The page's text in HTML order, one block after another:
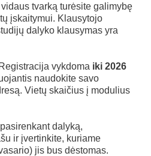
tvarką turėsite galimybę
įskaitymui. Klausytojo
dalyko klausymas yra
Registracija vykdoma iki 2026
naudokite savo
Vietų skaičius į modulius
dalyką,
ir įvertinkite, kuriame
jis bus dėstomas.